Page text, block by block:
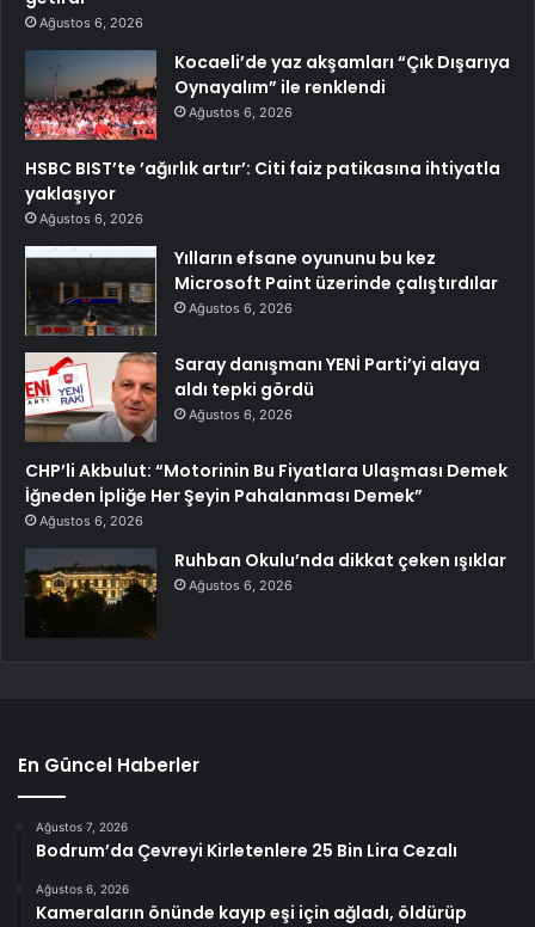
Ağustos 6, 2026
Kocaeli’de yaz akşamları “Çık Dışarıya
Oynayalım” ile renklendi
Ağustos 6, 2026
HSBC BIST’te ’ağırlık artır’: Citi faiz patikasına ihtiyatla
yaklaşıyor
Ağustos 6, 2026
Yılların efsane oyununu bu kez
Microsoft Paint üzerinde çalıştırdılar
Ağustos 6, 2026
Saray danışmanı YENİ Parti’yi alaya
aldı tepki gördü
Ağustos 6, 2026
CHP’li Akbulut: “Motorinin Bu Fiyatlara Ulaşması Demek
İğneden İpliğe Her Şeyin Pahalanması Demek”
Ağustos 6, 2026
Ruhban Okulu’nda dikkat çeken ışıklar
Ağustos 6, 2026
En Güncel Haberler
Ağustos 7, 2026
Bodrum’da Çevreyi Kirletenlere 25 Bin Lira Cezalı
Ağustos 6, 2026
Kameraların önünde kayıp eşi için ağladı, öldürüp